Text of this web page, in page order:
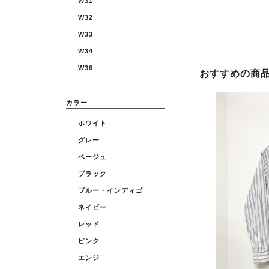
W32
W33
W34
W36
カラー
ホワイト
グレー
ベージュ
ブラック
ブルー・インディゴ
ネイビー
レッド
ピンク
エンジ
おすすめの商